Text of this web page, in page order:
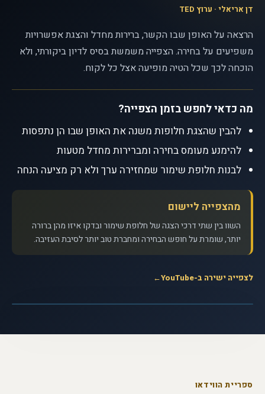
דן אריאלי · ערוץ TED
הרצאה על האופן שבו הקשר, ברירות מחדל והצגת אפשרויות
משפיעים על בחירה. הצפייה משמשת בסיס לדיון ביקורתי, ולא
הוכחה לכך שכל הטיה מופיעה אצל כל לקוח.
מה כדאי לחפש בזמן הצפייה?
להבין שהצגת חלופות משנה את האופן שבו הן נתפסות
להימנע מעומס בחירה ומברירות מחדל מטעות
לבנות חלופת שימור שמחזירה ערך ולא רק מציעה הנחה
מהצפייה ליישום
השוו בין שתי דרכי הצגה של חלופת שימור ובדקו איזו מהן ברורה
יותר, שומרת על חופש הבחירה ומחברת טוב יותר לסיבת העזיבה.
לצפייה ישירה ב-YouTube ←
אריאלי · ערוץ TED
ספריית הווידאו